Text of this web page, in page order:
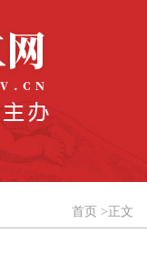
首页 > 正文